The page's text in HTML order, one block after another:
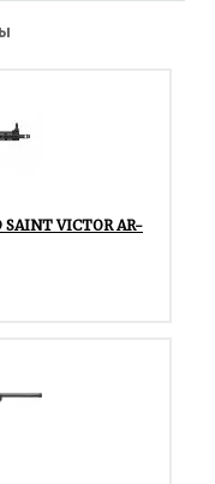
VICTOR AR-